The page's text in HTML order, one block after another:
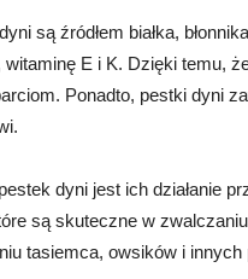
są źródłem białka,
E i K. Dzięki temu,
Ponadto, pestki dyni
dyni jest ich działanie
są skuteczne w
tasiemca, owsików i